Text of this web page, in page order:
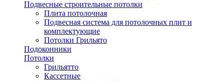
Подвесные строительные потолки
Плита потолочная
Подвесная система для потолочных плит и
комплектующие
Потолки Грильято
Подоконники
Потолки
Грильятто
Кассетные